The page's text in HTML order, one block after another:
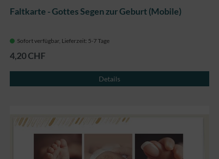
Faltkarte - Gottes Segen zur Geburt (Mobile)
Sofort verfügbar, Lieferzeit: 5-7 Tage
4,20 CHF
Details